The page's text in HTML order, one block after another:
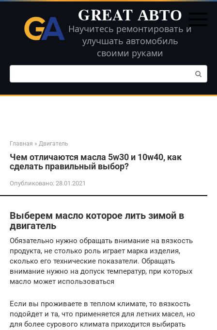
Перейти
контенту
GREAT АВТО
Научитесь ремонтировать и
улучшать автомобиль
своими руками
Поиск:
Главная » Двигатель
Чем отличаются масла 5w30 и 10w40, как
сделать правильный выбор?
Опубликовано: 28.01.2021
Выберем масло которое лить зимой в
двигатель
Обязательно нужно обращать внимание на вязкость
продукта, не столько роль играет марка изделия,
сколько его технические показатели. Обращать
внимание нужно на допуск температур, при которых
масло может использоваться
Если вы проживаете в теплом климате, то вязкость
подойдет и та, что применяется для летних масел, но
для более сурового климата приходится выбирать